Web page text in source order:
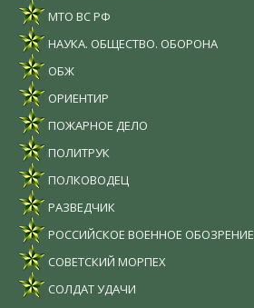
МТО ВС РФ
НАУКА. ОБЩЕСТВО. ОБОРОНА
ОБЖ
ОРИЕНТИР
ПОЖАРНОЕ ДЕЛО
ПОЛИТРУК
ПОЛКОВОДЕЦ
РАЗВЕДЧИК
РОССИЙСКОЕ ВОЕННОЕ ОБОЗРЕНИЕ
СОВЕТСКИЙ МОРПЕХ
СОЛДАТ УДАЧИ